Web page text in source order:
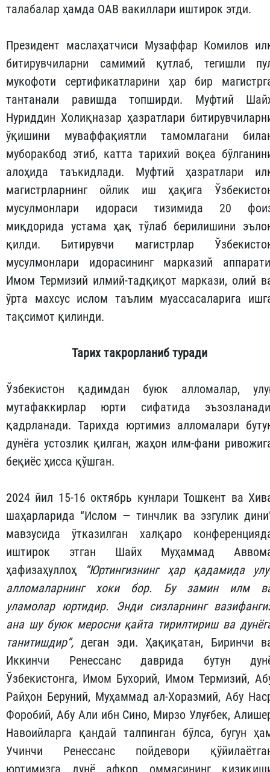
талабалар ҳамда ОАВ вакиллари иштирок этди.
Президент маслаҳатчиси Музаффар Комилов
битирувчиларни самимий қутлаб, тегишли
мукофоти сертификатларини ҳар бир
тантанали равишда топширди. Муфтий
Нуриддин Холиқназар ҳазратлари
ўқишини муваффақиятли тамомлагани
муборакбод этиб, катта тарихий воқеа
алоҳида таъкидлади. Муфтий ҳазратлари
магистрларнинг ойлик иш ҳақига
мусулмонлари идораси тизимида 20
миқдорида устама ҳақ тўлаб берилишини
қилди. Битирувчи магистрлар
мусулмонлари идорасининг марказий
Имом Термизий илмий-тадқиқот маркази, олий
ўрта махсус ислом таълим муассасаларига
тақсимот қилинди.
Тарих такрорланиб туради
Ўзбекистон қадимдан буюк алломалар,
мутафаккирлар юрти сифатида
қадрланади. Тарихда юртимиз алломалари
дунёга устозлик қилган, жаҳон илм-фани
беқиёс ҳисса қўшган.
2024 йил 15-16 октябрь кунлари Тошкент ва
шаҳарларида “Ислом — тинчлик ва эзгулик
мавзусида ўтказилган халқаро
иштирок этган Шайх Муҳаммад
ҳафизаҳуллоҳ
“Юртингизнинг ҳар қадамида
алломаларнинг
хоки бор. Бу замин илм
уламолар юртидир. Энди сизларнинг
ана шу буюк меросни қайта тирилтириш ва
танитишдир”, деган эди. Ҳақиқатан, Биринчи
Иккинчи Ренессанс даврида бутун
Ўзбекистонга, Имом Бухорий, Имом Термизий,
Райҳон Беруний, Муҳаммад ал-Хоразмий, Абу
Форобий, Абу Али ибн Сино, Мирзо Улуғбек,
Навоийларга қандай талпинган бўлса, бугун
Учинчи Ренессанс пойдевори
юртимизга дунё афкор оммасининг